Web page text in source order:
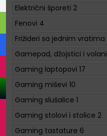
Električni šporeti 2
Fenovi 4
Frižideri sa jednim vratima
Gamepad, džojstici i volani
Gaming laptopovi 17
Gaming miševi 10
Gaming slušalice 1
Gaming stolovi i stolice 2
Gaming tastature 6